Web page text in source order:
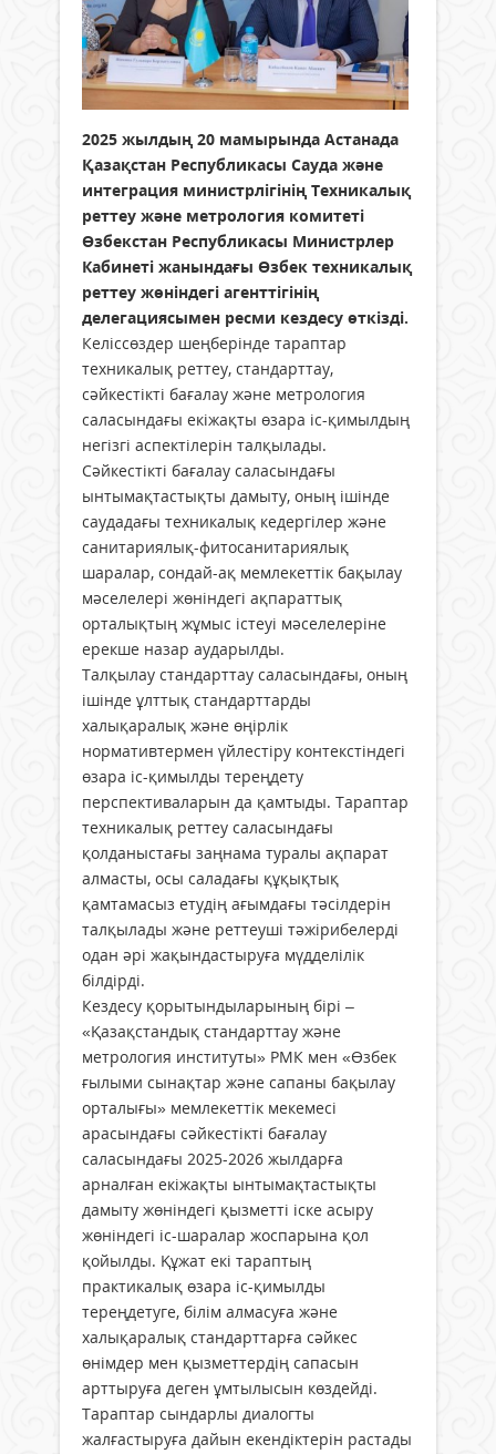
2025 жылдың 20 мамырында Астанада
Қазақстан Республикасы Сауда және
интеграция министрлігінің Техникалық
реттеу және метрология комитеті
Өзбекстан Республикасы Министрлер
Кабинеті жанындағы Өзбек техникалық
реттеу жөніндегі агенттігінің
делегациясымен ресми кездесу өткізді.
Келіссөздер шеңберінде тараптар
техникалық реттеу, стандарттау,
сәйкестікті бағалау және метрология
саласындағы екіжақты өзара іс-қимылдың
негізгі аспектілерін талқылады.
Сәйкестікті бағалау саласындағы
ынтымақтастықты дамыту, оның ішінде
саудадағы техникалық кедергілер және
санитариялық-фитосанитариялық
шаралар, сондай-ақ мемлекеттік бақылау
мәселелері жөніндегі ақпараттық
орталықтың жұмыс істеуі мәселелеріне
ерекше назар аударылды.
Талқылау стандарттау саласындағы, оның
ішінде ұлттық стандарттарды
халықаралық және өңірлік
нормативтермен үйлестіру контекстіндегі
өзара іс-қимылды тереңдету
перспективаларын да қамтыды. Тараптар
техникалық реттеу саласындағы
қолданыстағы заңнама туралы ақпарат
алмасты, осы саладағы құқықтық
қамтамасыз етудің ағымдағы тәсілдерін
талқылады және реттеуші тәжірибелерді
одан әрі жақындастыруға мүдделілік
білдірді.
Кездесу қорытындыларының бірі –
«Қазақстандық стандарттау және
метрология институты» РМК мен «Өзбек
ғылыми сынақтар және сапаны бақылау
орталығы» мемлекеттік мекемесі
арасындағы сәйкестікті бағалау
саласындағы 2025-2026 жылдарға
арналған екіжақты ынтымақтастықты
дамыту жөніндегі қызметті іске асыру
жөніндегі іс-шаралар жоспарына қол
қойылды. Құжат екі тараптың
практикалық өзара іс-қимылды
тереңдетуге, білім алмасуға және
халықаралық стандарттарға сәйкес
өнімдер мен қызметтердің сапасын
арттыруға деген ұмтылысын көздейді.
Тараптар сындарлы диалогты
жалғастыруға дайын екендіктерін растады